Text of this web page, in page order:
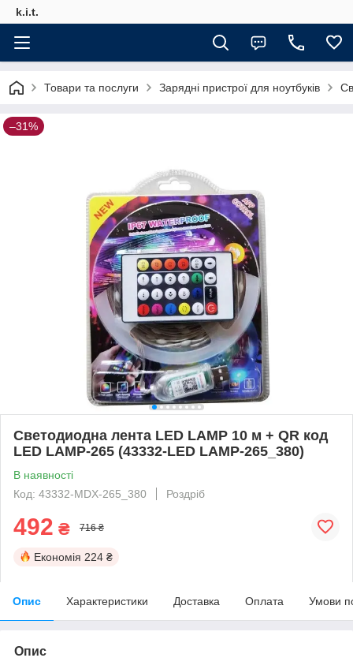
k.i.t.
Товари та послуги Зарядні пристрої для ноутбуків
–31%
Светодиодна лента LED LAMP 10 м + QR код
LED LAMP-265 (43332-LED LAMP-265_380)
В наявності
Код: 43332-MDX-265_380
Роздріб
492 ₴ 716 ₴
Економія 224 ₴
Опис Характеристики Доставка Оплата Умови
Опис